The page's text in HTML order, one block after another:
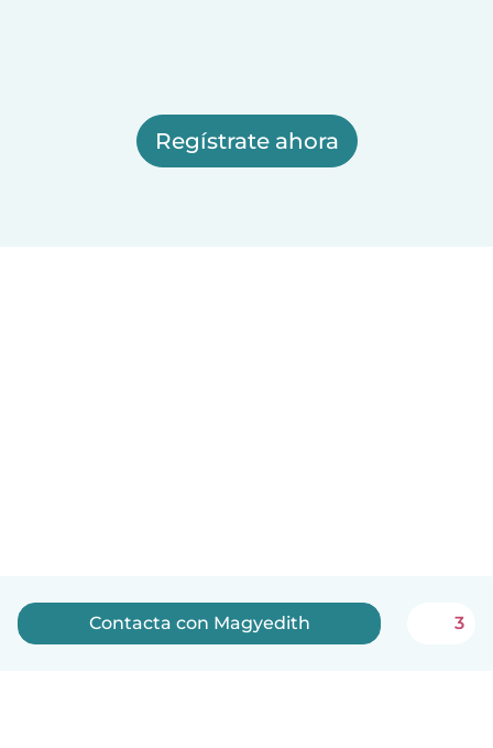
Regístrate ahora
Contacta con Magyedith 3